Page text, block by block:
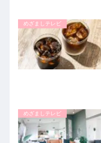
めざましテレビ
めざましテレビ